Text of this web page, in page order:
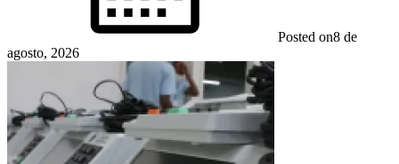
Posted on8 de
agosto, 2026